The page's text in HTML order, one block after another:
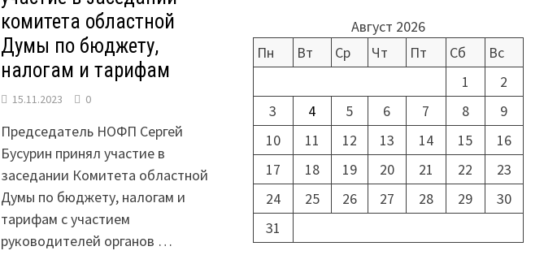
комитета областной
Думы по бюджету,
налогам и тарифам
15.11.2023 0
Председатель НОФП Сергей
Бусурин принял участие в
заседании Комитета областной
Думы по бюджету, налогам и
тарифам с участием
руководителей органов …
Август 2026
Пн
Вт Ср Чт Пт Сб
Вс
1
2
3
4 5 6 7 8
9
10
11 12 13 14 15
16
17
18 19 20 21 22
23
24
25 26 27 28 29
30
31